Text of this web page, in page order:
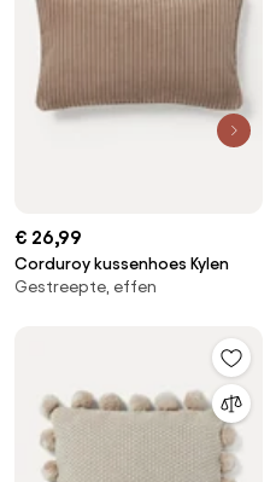
€ 26,99
Corduroy kussenhoes Kylen
Gestreepte, effen